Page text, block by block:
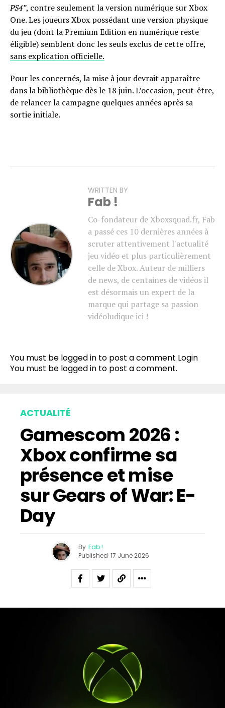
PS4”, contre seulement la version numérique sur Xbox
One. Les joueurs Xbox possédant une version physique
du jeu (dont la Premium Edition en numérique reste
éligible) semblent donc les seuls exclus de cette offre,
sans explication officielle.
Pour les concernés, la mise à jour devrait apparaître
dans la bibliothèque dès le 18 juin. L’occasion, peut-être,
de relancer la campagne quelques années après sa
sortie initiale.
WRITTEN BY
Fab !
Co-fondateur de Xboxsquad.fr, Fab
a passé ces 10 dernières années à
scruter attentivement l'actualité
jeu vidéo et plus particulièrement
celle de Xbox. Auteur de milliers
de news, de centaines de vidéos il
est désormais un expert de la
marque qui partage sa passion
vidéoludique ici !
You must be logged in to post a comment Login
You must be logged in to post a comment.
ACTUALITÉ
Gamescom 2026 :
Xbox confirme sa
présence et mise
sur Gears of War: E-
Day
By Fab !
Published 17 June 2026